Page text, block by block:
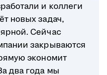
и коллеги
новых задач,
Сейчас
закрываются
экономит
два года мы